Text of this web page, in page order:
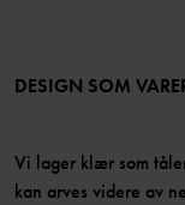
Bli medlem
DESIGN SOM
Vi lager klær som
kan arves videre av